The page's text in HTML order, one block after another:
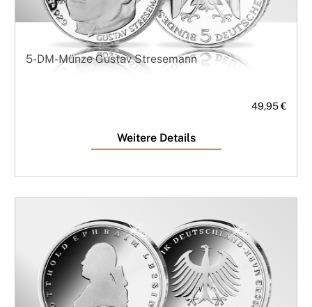
5-DM-Münze Gustav Stresemann
49,95 €
Weitere Details